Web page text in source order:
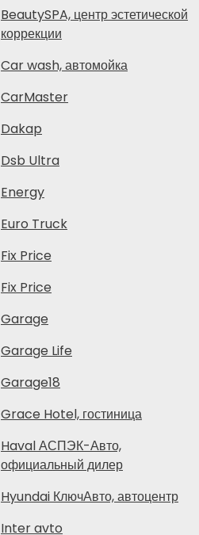
BeautySPA, центр эстетической
коррекции
Car wash, автомойка
CarMaster
Dakap
Dsb Ultra
Energy
Euro Truck
Fix Price
Fix Price
Garage
Garage Life
Garage18
Grace Hotel, гостиница
Haval АСПЭК-Авто,
официальный дилер
Hyundai КлючАвто, автоцентр
Inter avto